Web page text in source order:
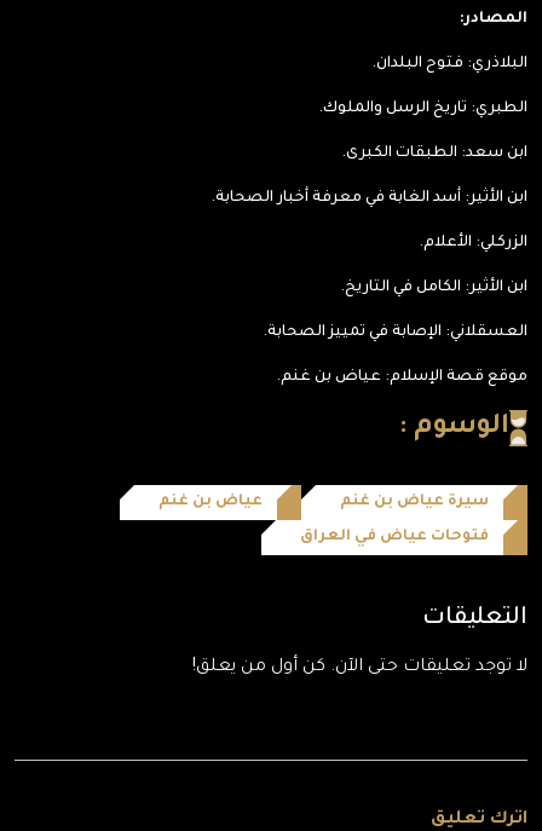
المصادر:
البلاذري: فتوح البلدان.
الطبري: تاريخ الرسل والملوك.
ابن سعد: الطبقات الكبرى.
ابن الأثير: أسد الغابة في معرفة أخبار الصحابة.
الزركلي: الأعلام.
ابن الأثير: الكامل في التاريخ.
العسقلاني: الإصابة في تمييز الصحابة.
موقع قصة الإسلام: عياض بن غنم.
الوسوم :
سيرة عياض بن غنم عياض بن غنم
فتوحات عياض في العراق
التعليقات
لا توجد تعليقات حتى الآن. كن أول من يعلق!
اترك تعليق